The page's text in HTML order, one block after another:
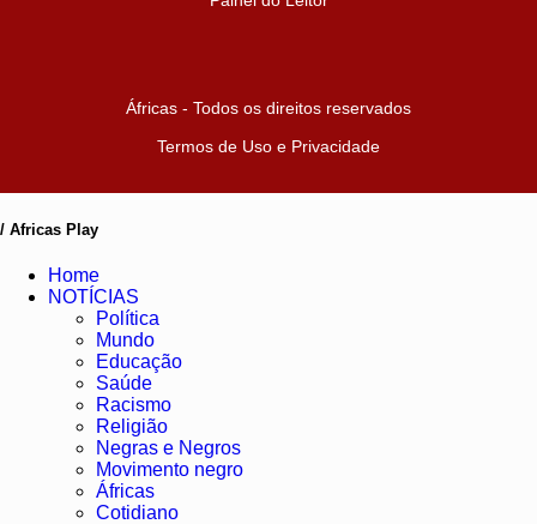
Áfricas - Todos os direitos reservados
Termos de Uso e Privacidade
/ Africas Play
Home
NOTÍCIAS
Política
Mundo
Educação
Saúde
Racismo
Religião
Negras e Negros
Movimento negro
Áfricas
Cotidiano